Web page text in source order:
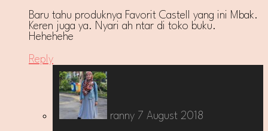
Baru tahu produknya Favorit Castell yang ini Mbak.
Keren juga ya. Nyari ah ntar di toko buku.
Hehehehe
Reply
ranny 7 August 2018